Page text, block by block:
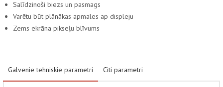
Salīdzinoši biezs un pasmags
Varētu būt plānākas apmales ap displeju
Zems ekrāna pikseļu blīvums
Galvenie tehniskie parametri Citi parametri